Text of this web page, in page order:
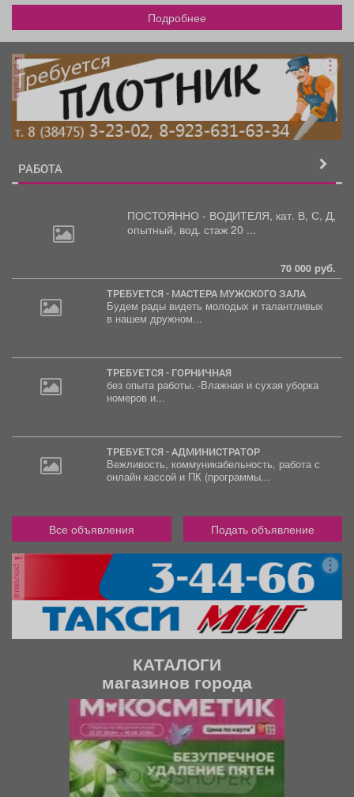
Подробнее
реклама
РАБОТА
ПОСТОЯННО - ВОДИТЕЛЯ, кат. В, С, Д,
опытный, вод. стаж 20 ...
70 000 руб.
ТРЕБУЕТСЯ - МАСТЕРА МУЖСКОГО ЗАЛА
Будем рады видеть молодых и талантливых
в нашем дружном...
ТРЕБУЕТСЯ - ГОРНИЧНАЯ
без опыта работы. -Влажная и сухая уборка
номеров и...
ТРЕБУЕТСЯ - АДМИНИСТРАТОР
Вежливость, коммуникабельность, работа с
онлайн кассой и ПК (программы...
Все объявления Подать объявление
реклама
КАТАЛОГИ
магазинов города